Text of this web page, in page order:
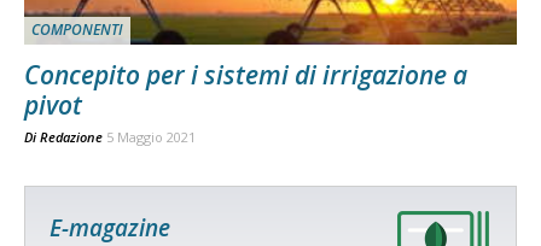
COMPONENTI
Concepito per i sistemi di irrigazione a
pivot
Di Redazione 5 Maggio 2021
E-magazine